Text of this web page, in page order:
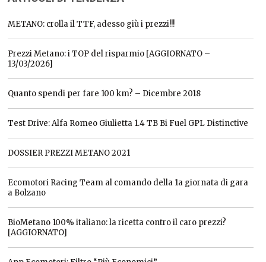
METANO: crolla il TTF, adesso giù i prezzi!!!
Prezzi Metano: i TOP del risparmio [AGGIORNATO –
13/03/2026]
Quanto spendi per fare 100 km? – Dicembre 2018
Test Drive: Alfa Romeo Giulietta 1.4 TB Bi Fuel GPL Distinctive
DOSSIER PREZZI METANO 2021
Ecomotori Racing Team al comando della 1a giornata di gara
a Bolzano
BioMetano 100% italiano: la ricetta contro il caro prezzi?
[AGGIORNATO]